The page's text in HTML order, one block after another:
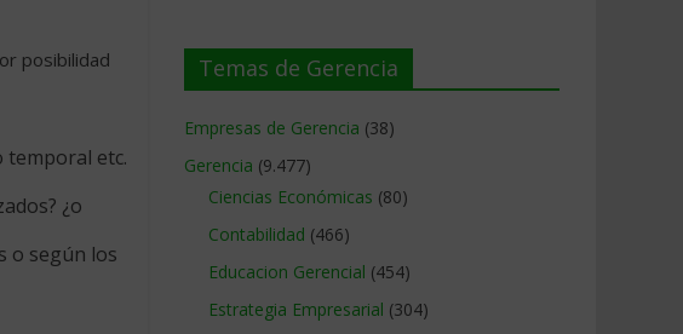
posibilidad
etc.
¿o
o según los
Temas de Gerencia
Empresas de Gerencia (38)
Gerencia (9.477)
Ciencias Económicas (80)
Contabilidad (466)
Educacion Gerencial (454)
Estrategia Empresarial (304)